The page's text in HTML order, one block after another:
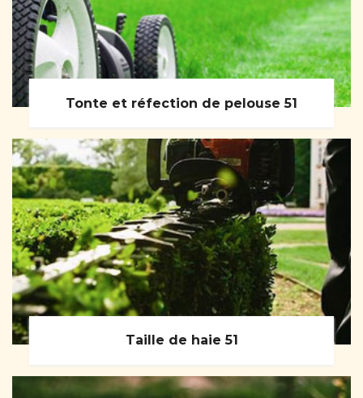
Tonte et réfection de pelouse 51
Taille de haie 51